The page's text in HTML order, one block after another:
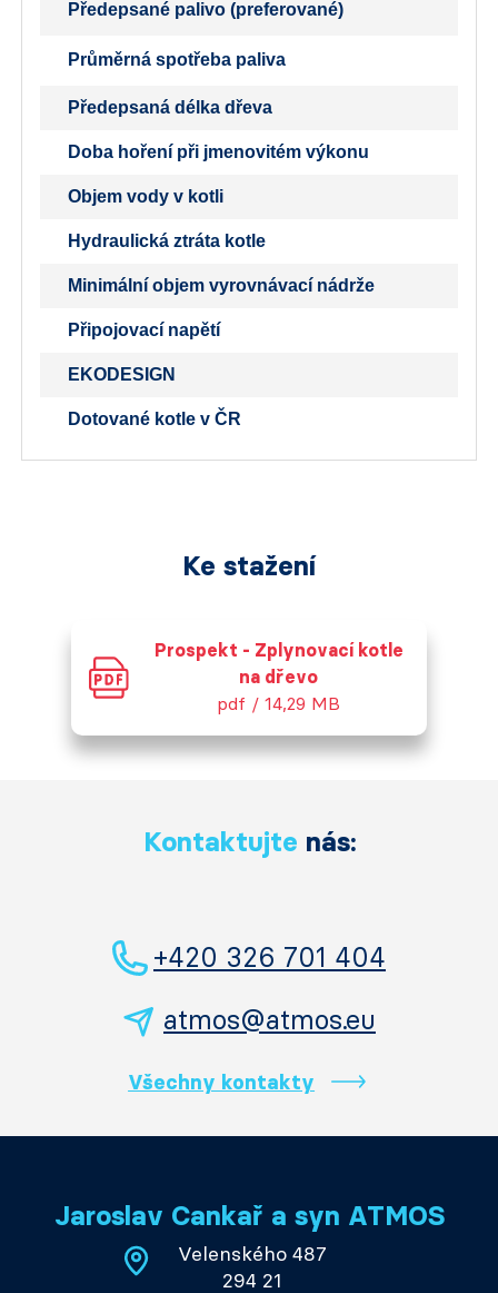
Předepsané palivo (preferované)
Průměrná spotřeba paliva
Předepsaná délka dřeva
Doba hoření při jmenovitém výkonu
Objem vody v kotli
Hydraulická ztráta kotle
Minimální objem vyrovnávací nádrže
Připojovací napětí
EKODESIGN
Dotované kotle v ČR
Ke stažení
Prospekt - Zplynovací kotle
na dřevo
pdf / 14,29 MB
Kontaktujte nás:
+420 326 701 404
atmos@atmos.eu
Všechny kontakty
Jaroslav Cankař a syn ATMOS
Velenského 487
294 21